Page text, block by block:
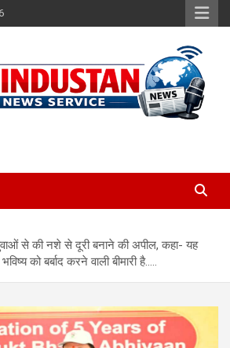
Service
से की नशे से दूरी बनाने की अपील, कहा- यह
को बर्बाद करने वाली बीमारी है…..